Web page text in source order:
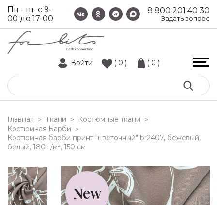
8 800 201 40 30
Задать вопрос
Пн - пт: с 9-
00 до 17-00
Войти ( 0 ) ( 0 )
Главная > Ткани > Костюмные ткани >
Костюмная Барби >
костюмная барби принт "цветочный" br2407, бежевый,
белый, 180 г/м², 150 см
New